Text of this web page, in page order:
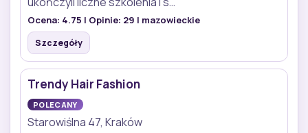
Ocena: 4.75 | Opinie: 29 | mazowieckie
Szczegóły
Trendy Hair Fashion
POLECANY
Starowiślna 47, Kraków